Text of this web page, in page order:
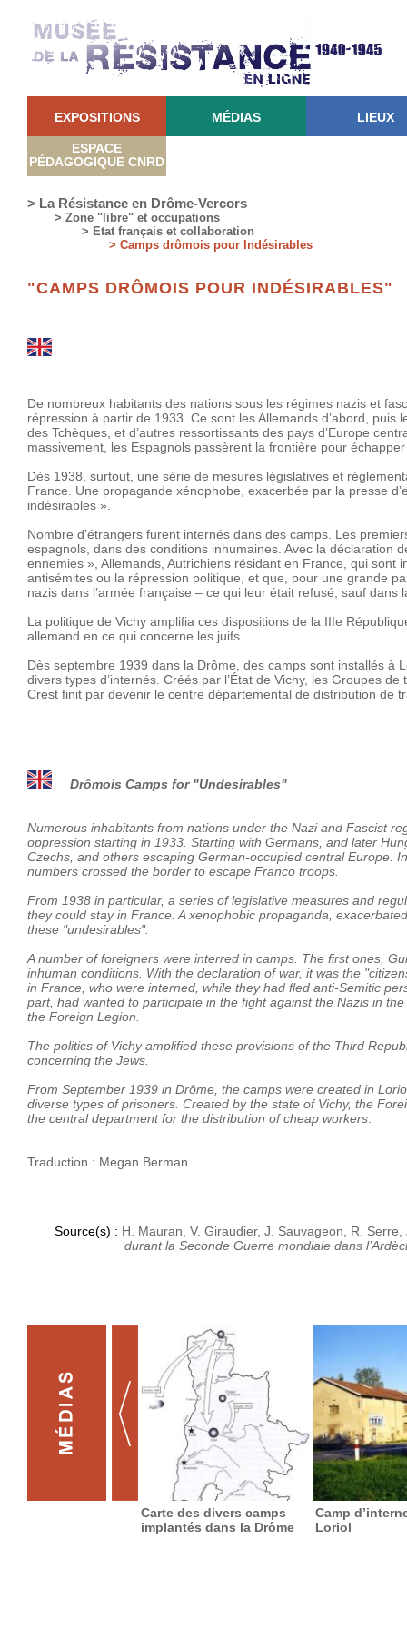
EXPOSITIONS MÉDIAS LIEUX
ESPACE
PÉDAGOGIQUE CNRD
> La Résistance en Drôme-Vercors
> Zone "libre" et occupations
> Etat français et collaboration
> Camps drômois pour Indésirables
"CAMPS DRÔMOIS POUR INDÉSIRABLES"
De nombreux habitants des nations sous les régimes nazis et
répression à partir de 1933. Ce sont les Allemands d’abord,
des Tchèques, et d’autres ressortissants des pays d’Europe
massivement, les Espagnols passèrent la frontière pour
Dès 1938, surtout, une série de mesures législatives et
France. Une propagande xénophobe, exacerbée par la presse
indésirables ».
Nombre d’étrangers furent internés dans des camps. Les
espagnols, dans des conditions inhumaines. Avec la déclaration
ennemies », Allemands, Autrichiens résidant en France, qui sont
antisémites ou la répression politique, et que, pour une grande
nazis dans l’armée française – ce qui leur était refusé, sauf dans
La politique de Vichy amplifia ces dispositions de la IIIe
allemand en ce qui concerne les juifs.
Dès septembre 1939 dans la Drôme, des camps sont installés à
divers types d’internés. Créés par l’État de Vichy, les Groupes
Crest finit par devenir le centre départemental de distribution de
Drômois Camps for "Undesirables"
Numerous inhabitants from nations under the Nazi and Fascist
oppression starting in 1933. Starting with Germans, and later
Czechs, and others escaping German-occupied central Europe.
numbers crossed the border to escape Franco troops.
From 1938 in particular, a series of legislative measures and
they could stay in France. A xenophobic propaganda,
these "undesirables".
A number of foreigners were interred in camps. The first ones,
inhuman conditions. With the declaration of war, it was the
in France, who were interned, while they had fled anti-Semitic
part, had wanted to participate in the fight against the Nazis in
the Foreign Legion.
The politics of Vichy amplified these provisions of the Third
concerning the Jews.
From September 1939 in Drôme, the camps were created in
diverse types of prisoners. Created by the state of Vichy, the
the central department for the distribution of cheap workers
Traduction : Megan Berman
Source(s) : H. Mauran, V. Giraudier, J. Sauvageon, R. Serre,
durant la Seconde Guerre mondiale dans
Carte des divers camps
implantés dans la Drôme
Camp
Loriol